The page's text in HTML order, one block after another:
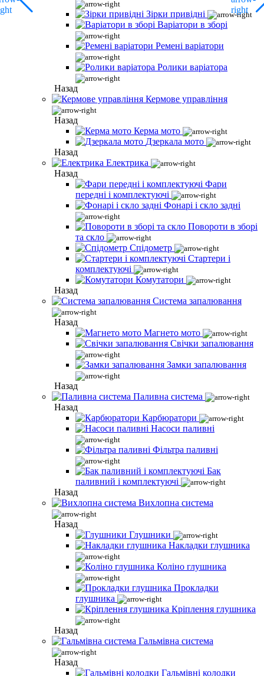
Зірки привідні
Варіатори в зборі
Ремені варіатори
Ролики варіатора
Назад
Кермове управління
Назад
Керма мото
Дзеркала мото
Назад
Електрика
Назад
Фари
передні і комплектуючі
Фонарі і скло задні
Повороти в зборі
та скло
Спідометр
Стартери і
комплектуючі
Комутатори
Назад
Система запалювання
Назад
Магнето мото
Свічки запалювання
Замки запалювання
Назад
Паливна система
Назад
Карбюратори
Насоси паливні
Фільтра паливні
Бак
паливний і комплектуючі
Назад
Вихлопна система
Назад
Глушники
Накладки глушника
Коліно глушника
Прокладки
глушника
Кріплення глушника
Назад
Гальмівна система
Назад
Гальмівні колодки